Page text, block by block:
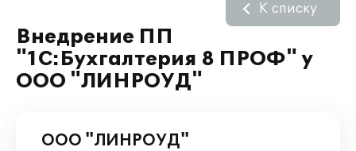
Внедрение ПП
"1С:Бухгалтерия 8 ПРОФ" у
ООО "ЛИНРОУД"
К списку
ООО "ЛИНРОУД"